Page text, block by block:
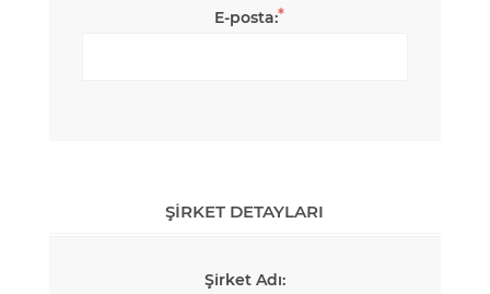
E-posta:*
ŞIRKET DETAYLARI
Şirket Adı: